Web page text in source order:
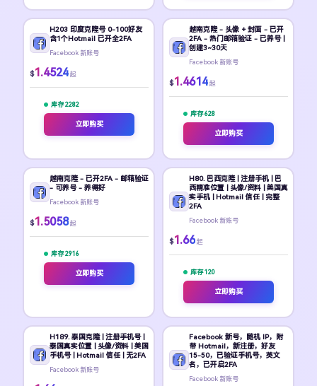
H203 印度克隆号 0-100好友
含1个Hotmail 已开全2FA
Facebook 新账号
$1.4524 起
库存 2282
立即购买
越南克隆 - 头像 + 封面 - 已开
2FA - 热门邮箱验证 - 已养号 |
创建3~30天
Facebook 新账号
$1.4614 起
库存 628
立即购买
越南克隆 - 已开2FA - 邮箱验证
- 可养号 - 养得好
Facebook 新账号
$1.5058 起
库存 2916
立即购买
H80. 巴西克隆 | 注册手机 | 巴
西精准位置 | 头像/资料 | 美国真
实手机 | Hotmail 信任 | 完整
2FA
Facebook 新账号
$1.66 起
库存 120
立即购买
H189. 泰国克隆 | 注册手机号 |
泰国真实位置 | 头像/资料 | 美国
手机号 | Hotmail 信任 | 无2FA
Facebook 新账号
Facebook 新号，随机 IP，附
带 Hotmail，新注册，好友
15-50，已验证手机号，英文
名，已开启2FA
Facebook 新账号